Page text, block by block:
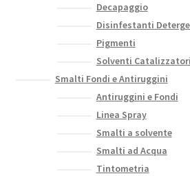
Decapaggio
Disinfestanti
Pigmenti
Solventi Catalizzatori
Smalti Fondi e Antiruggini
Antiruggini e Fondi
Linea Spray
Smalti a solvente
Smalti ad Acqua
Tintometria